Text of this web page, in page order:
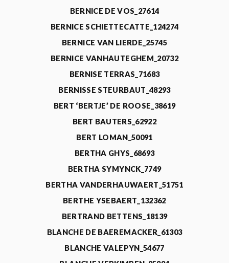
BERNICE DE VOS_27614
BERNICE SCHIETTECATTE_124274
BERNICE VAN LIERDE_25745
BERNICE VANHAUTEGHEM_20732
BERNISE TERRAS_71683
BERNISSE STEURBAUT_48293
BERT ‘BERTJE’ DE ROOSE_38619
BERT BAUTERS_62922
BERT LOMAN_50091
BERTHA GHYS_68693
BERTHA SYMYNCK_7749
BERTHA VANDERHAUWAERT_51751
BERTHE YSEBAERT_132362
BERTRAND BETTENS_18139
BLANCHE DE BAEREMACKER_61303
BLANCHE VALEPYN_54677